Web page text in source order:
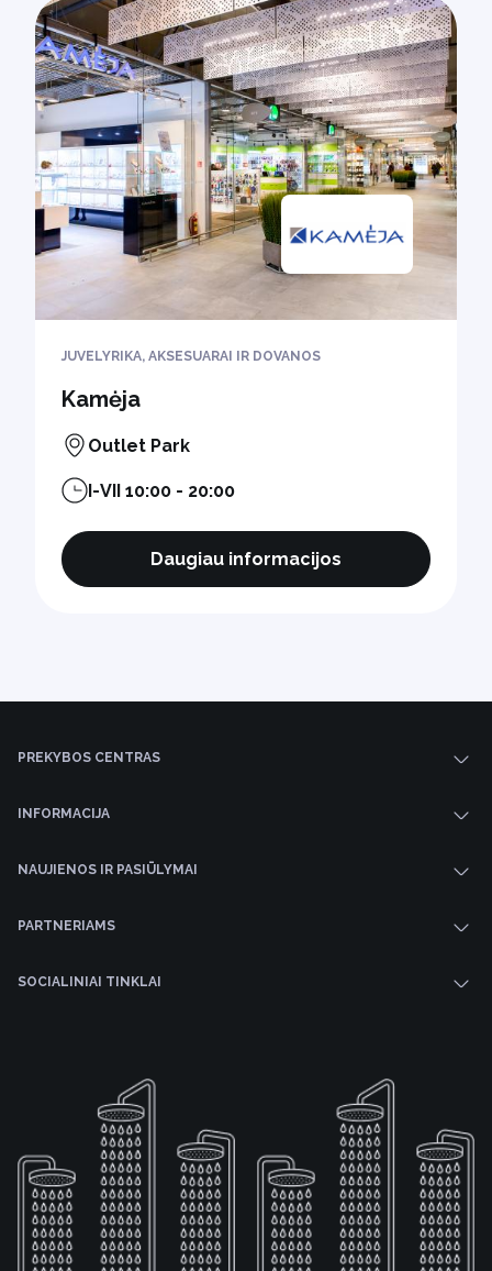
JUVELYRIKA, AKSESUARAI IR DOVANOS
Kamėja
Outlet Park
I-VII 10:00 - 20:00
Daugiau informacijos
PREKYBOS CENTRAS
INFORMACIJA
NAUJIENOS IR PASIŪLYMAI
PARTNERIAMS
SOCIALINIAI TINKLAI